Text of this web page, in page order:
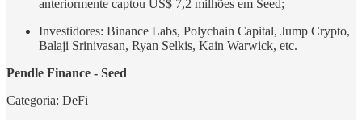
anteriormente captou US$ 7,2 milhões em Seed;
Investidores: Binance Labs, Polychain Capital, Jump Crypto,
Balaji Srinivasan, Ryan Selkis, Kain Warwick, etc.
Pendle Finance - Seed
Categoria: DeFi